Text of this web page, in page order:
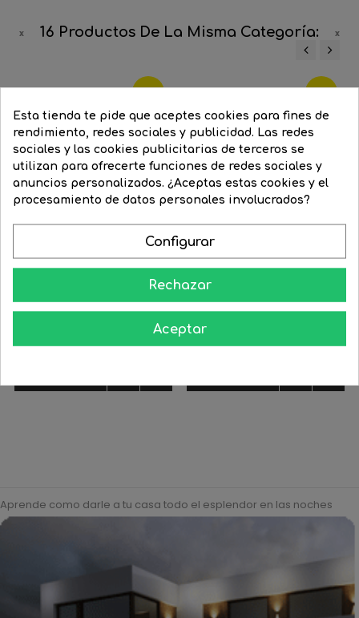
16 Productos De La Misma Categoría:
-20%
Dicroica LED 5W GU10 RGBW...
-25%
Bombilla 1W Spot Dicroica...
Aprende como darle a tu casa todo el esplendor en las noches
Esta tienda te pide que aceptes cookies para fines de
rendimiento, redes sociales y publicidad. Las redes
sociales y las cookies publicitarias de terceros se
utilizan para ofrecerte funciones de redes sociales y
anuncios personalizados. ¿Aceptas estas cookies y el
procesamiento de datos personales involucrados?
Configurar
Rechazar
Aceptar